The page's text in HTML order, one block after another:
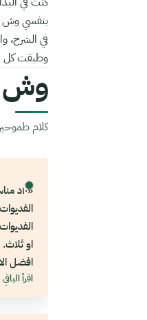
بنفسي وش
في الشرح،
وطبقت كل
وش
كلام
«١٠د
او
افضل
حلوه مع
اقرأ الباقي